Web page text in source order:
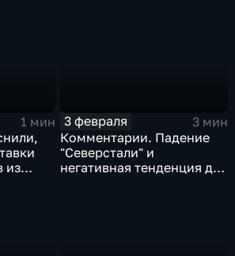
1 мин
из
3 февраля
3 мин
Комментарии. Падение
"Северстали" и
негативная тенденция для